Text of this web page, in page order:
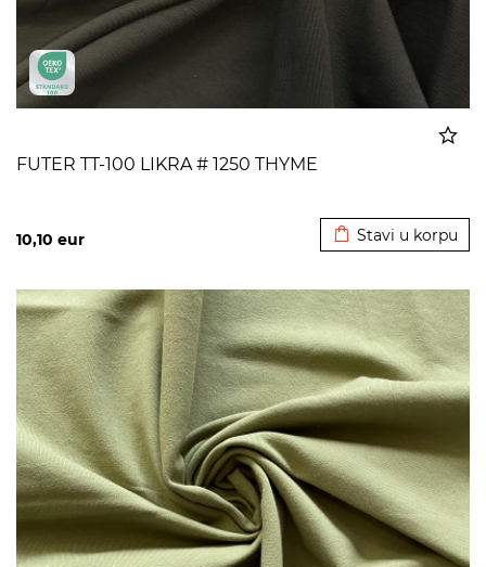
FUTER TT-100 LIKRA # 1250 THYME
10,10 eur Stavi u korpu